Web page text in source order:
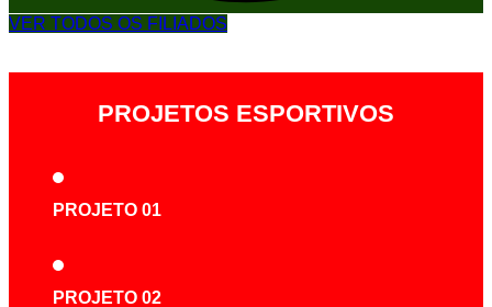
VER TODOS OS FILIADOS
PROJETOS ESPORTIVOS
PROJETO 01
PROJETO 02